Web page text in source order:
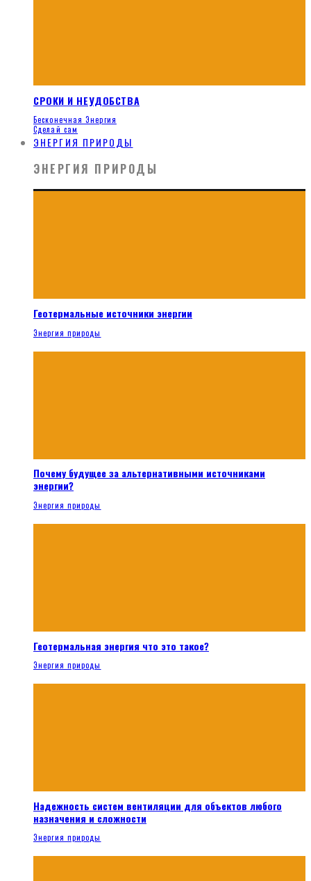
СРОКИ И НЕУДОБСТВА
Бесконечная Энергия
Сделай сам
ЭНЕРГИЯ ПРИРОДЫ
ЭНЕРГИЯ ПРИРОДЫ
Геотермальные источники энергии
Энергия природы
Почему будущее за альтернативными источниками
энергии?
Энергия природы
Геотермальная энергия что это такое?
Энергия природы
Надежность систем вентиляции для объектов любого
назначения и сложности
Энергия природы